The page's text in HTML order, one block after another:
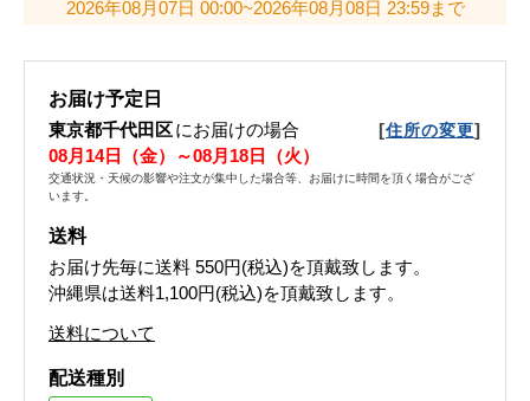
2026年08月07日 00:00~2026年08月08日 23:59まで
お届け予定日
東京都千代田区にお届けの場合 [住所の変更]
08月14日（金）～08月18日（火）
交通状況・天候の影響や注文が集中した場合等、お届けに時間を頂く場合がござ
います。
送料
お届け先毎に送料 550円(税込)を頂戴致します。
沖縄県は送料1,100円(税込)を頂戴致します。
送料について
配送種別